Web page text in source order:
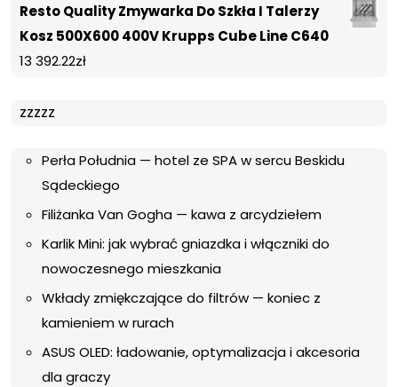
Resto Quality Zmywarka Do Szkła I Talerzy
Kosz 500X600 400V Krupps Cube Line C640
13 392.22zł
zzzzz
Perła Południa — hotel ze SPA w sercu Beskidu
Sądeckiego
Filiżanka Van Gogha — kawa z arcydziełem
Karlik Mini: jak wybrać gniazdka i włączniki do
nowoczesnego mieszkania
Wkłady zmiękczające do filtrów — koniec z
kamieniem w rurach
ASUS OLED: ładowanie, optymalizacja i akcesoria
dla graczy